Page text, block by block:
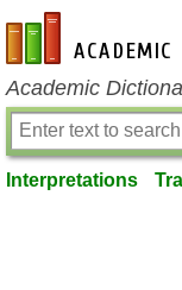
en-academic.com
Academic
Interpretations